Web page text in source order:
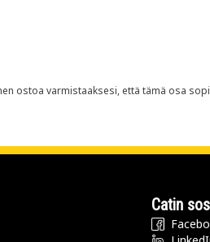
ostoa varmistaaksesi, että tämä osa
Catin